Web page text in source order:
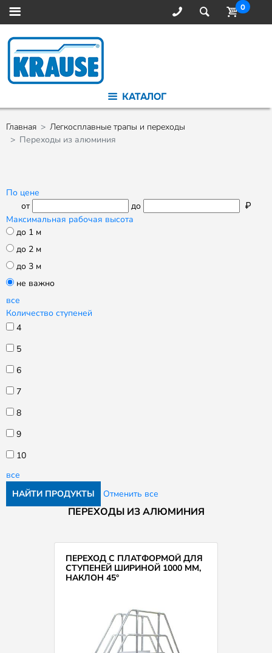
0
КАТАЛОГ
Главная
Легкосплавные трапы и переходы
Переходы из алюминия
По цене
от
до
₽
Максимальная рабочая высота
до 1 м
до 2 м
до 3 м
не важно
все
Количество ступеней
4
5
6
7
8
9
10
все
НАЙТИ ПРОДУКТЫ
Отменить все
ПЕРЕХОДЫ ИЗ АЛЮМИНИЯ
ПЕРЕХОД С ПЛАТФОРМОЙ ДЛЯ
СТУПЕНЕЙ ШИРИНОЙ 1000 ММ,
НАКЛОН 45°